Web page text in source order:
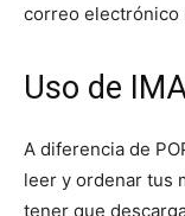
correo electrónico
Uso de
A diferencia de
leer y ordenar tus
tener que